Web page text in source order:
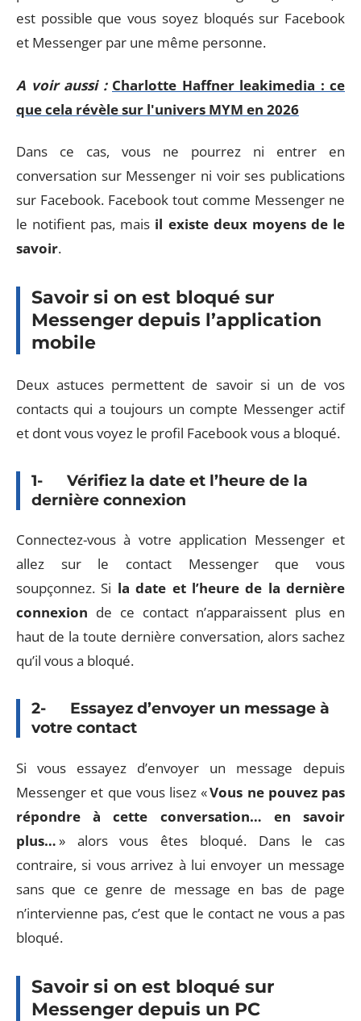
est possible que vous soyez bloqués sur Facebook
et Messenger par une même personne.
A voir aussi : Charlotte Haffner leakimedia : ce
que cela révèle sur l'univers MYM en 2026
Dans ce cas, vous ne pourrez ni entrer en
conversation sur Messenger ni voir ses publications
sur Facebook. Facebook tout comme Messenger ne
le notifient pas, mais il existe deux moyens de le
savoir.
Savoir si on est bloqué sur
Messenger depuis l’application
mobile
Deux astuces permettent de savoir si un de vos
contacts qui a toujours un compte Messenger actif
et dont vous voyez le profil Facebook vous a bloqué.
1- Vérifiez la date et l’heure de la
dernière connexion
Connectez-vous à votre application Messenger et
allez sur le contact Messenger que vous
soupçonnez. Si la date et l’heure de la dernière
connexion de ce contact n’apparaissent plus en
haut de la toute dernière conversation, alors sachez
qu’il vous a bloqué.
2- Essayez d’envoyer un message à
votre contact
Si vous essayez d’envoyer un message depuis
Messenger et que vous lisez «Vous ne pouvez pas
répondre à cette conversation… en savoir
plus…» alors vous êtes bloqué. Dans le cas
contraire, si vous arrivez à lui envoyer un message
sans que ce genre de message en bas de page
n’intervienne pas, c’est que le contact ne vous a pas
bloqué.
Savoir si on est bloqué sur
Messenger depuis un PC